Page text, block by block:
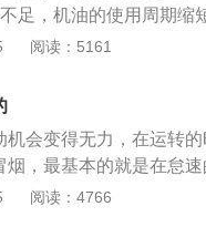
足，机油的使用周期缩
发动机缺缸原因：1、
塞式发动机、斯特林发
动力发生装置，也可指
阅读：5161
机会变得无力，在运转
，最基本的就是在怠
了，如果缺二缸的话，
阅读：4766